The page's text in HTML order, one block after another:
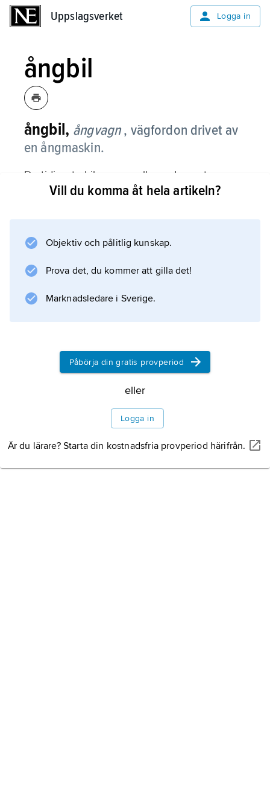
Uppslagsverket Logga in
ångbil
ångbil, ångvagn , vägfordon drivet av
en ångmaskin.
De tidigaste bilarna var alla av denna typ,
såsom det dragfordon för artilleripjäser som
passagerarbefordran som britten Richard
producerades framför allt i Storbritannien och
svenska ångbilen tillverkades 1892 av
Information om artikeln
Vill du komma åt hela artikeln?
Objektiv och pålitlig kunskap.
Prova det, du kommer att gilla det!
Marknadsledare i Sverige.
Påbörja din gratis provperiod
eller
Logga in
Är du lärare? Starta din kostnadsfria provperiod härifrån.